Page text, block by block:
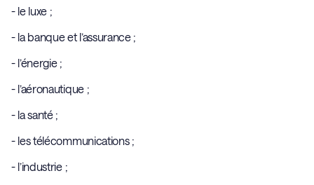
- le luxe ;
- la banque et l’assurance ;
- l’énergie ;
- l’aéronautique ;
- la santé ;
- les télécommunications ;
- l’industrie ;